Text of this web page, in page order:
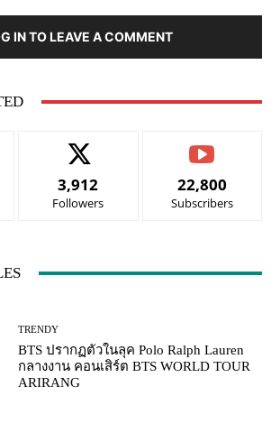
IN TO LEAVE A COMMENT
3,912
Followers
22,800
Subscribers
TRENDY
BTS ปรากฏตัวในลุค Polo Ralph Lauren
กลางงาน คอนเสิร์ต BTS WORLD TOUR
ARIRANG